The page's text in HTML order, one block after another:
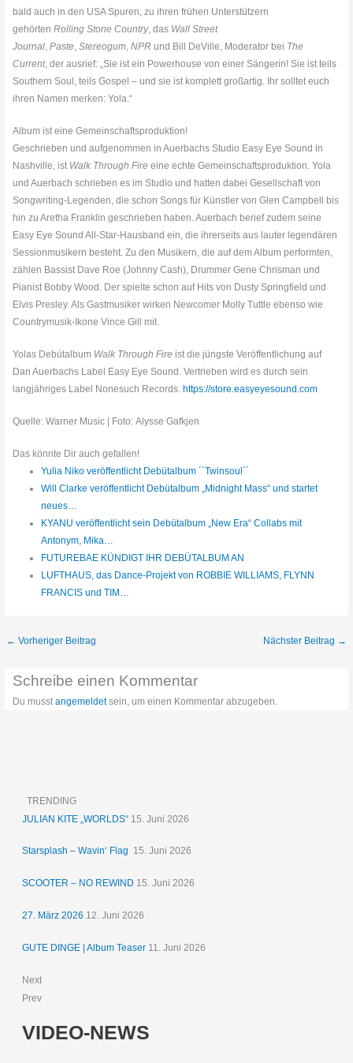
bald auch in den USA Spuren, zu ihren frühen Unterstützern
gehörtenRolling Stone Country, das Wall Street
Journal,Paste,Stereogum,NPR und Bill DeVille, Moderator bei The
Current, der ausrief: „Sie ist ein Powerhouse von einer Sängerin! Sie ist teils
Southern Soul, teils Gospel – und sie ist komplett großartig. Ihr solltet euch
ihren Namen merken: Yola.“
Album ist eine Gemeinschaftsproduktion!
Geschrieben und aufgenommen in Auerbachs Studio Easy Eye Sound in
Nashville, ist Walk Through Fireeine echte Gemeinschaftsproduktion. Yola
und Auerbach schrieben es im Studio und hatten dabei Gesellschaft von
Songwriting-Legenden, die schon Songs für Künstler von Glen Campbell bis
hin zu Aretha Franklin geschrieben haben. Auerbach berief zudem seine
Easy Eye Sound All-Star-Hausband ein, die ihrerseits aus lauter legendären
Sessionmusikern besteht. Zu den Musikern, die auf dem Album performten,
zählen Bassist Dave Roe (Johnny Cash), Drummer Gene Chrisman und
Pianist Bobby Wood. Der spielte schon auf Hits von Dusty Springfield und
Elvis Presley. Als Gastmusiker wirken Newcomer Molly Tuttle ebenso wie
Countrymusik-Ikone Vince Gill mit.
Yolas Debütalbum Walk Through Fireist die jüngste Veröffentlichung auf
Dan Auerbachs Label Easy Eye Sound. Vertrieben wird es durch sein
langjähriges Label Nonesuch Records. https://store.easyeyesound.com
Quelle: Warner Music | Foto: Alysse Gafkjen
Das könnte Dir auch gefallen!
Yulia Niko veröffentlicht Debütalbum ´´Twinsoul´´
Will Clarke veröffentlicht Debütalbum „Midnight Mass“ und startet
neues…
KYANU veröffentlicht sein Debütalbum „New Era“ Collabs mit
Antonym, Mika…
FUTUREBAE KÜNDIGT IHR DEBÜTALBUM AN
LUFTHAUS, das Dance-Projekt von ROBBIE WILLIAMS, FLYNN
FRANCIS und TIM…
← Vorheriger Beitrag Nächster Beitrag →
Schreibe einen Kommentar
Du musstangemeldetsein, um einen Kommentar abzugeben.
TRENDING
JULIAN KITE „WORLDS“ 15. Juni 2026
Starsplash – Wavin‘ Flag 15. Juni 2026
SCOOTER – NO REWIND 15. Juni 2026
27. März 2026 12. Juni 2026
GUTE DINGE | Album Teaser 11. Juni 2026
Next
Prev
VIDEO-NEWS